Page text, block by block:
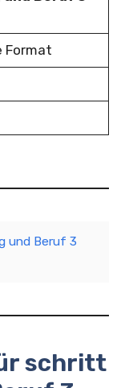
Format
und Beruf 3
schritt